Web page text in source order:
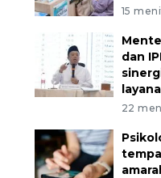
15
dan
22